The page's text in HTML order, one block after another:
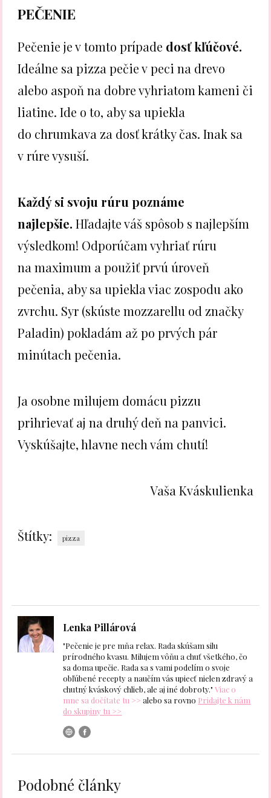
PEČENIE
Pečenie je v tomto prípade dosť kľúčové.
Ideálne sa pizza pečie v peci na drevo
alebo aspoň na dobre vyhriatom kameni či
liatine. Ide o to, aby sa upiekla
do chrumkava za dosť krátky čas. Inak sa
v rúre vysuší.
Každý si svoju rúru poznáme
najlepšie.Hľadajte váš spôsob s najlepším
výsledkom! Odporúčam vyhriať rúru
na maximum a použiť prvú úroveň
pečenia, aby sa upiekla viac zospodu ako
zvrchu. Syr (skúste mozzarellu od značky
Paladin) pokladám až po prvých pár
minútach pečenia.
Ja osobne milujem domácu pizzu
prihrievať aj na druhý deň na panvici.
Vyskúšajte, hlavne nech vám chutí!
Vaša Kváskulienka
Štítky: pizza
Lenka Pillárová
"Pečenie je pre mňa relax. Rada skúšam silu
prírodného kvasu. Milujem vôňu a chuť všetkého, čo
sa doma upečie. Rada sa s vami podelím o svoje
obľúbené recepty a naučím vás upiecť nielen zdravý a
chutný kváskový chlieb, ale aj iné dobroty."Viac o
mne sa dočítate tu >> alebo sa rovno Pridajte k nám
do skupiny tu >>
Podobné články